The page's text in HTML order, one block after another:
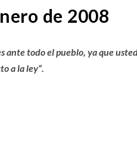
de 2008
ante todo el pueblo, ya que
a la ley”.